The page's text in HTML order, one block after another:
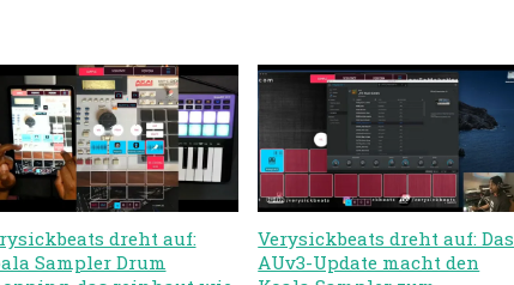
dreht auf:
Sampler Drum
Verysickbeats dreht auf: Das
AUv3-Update macht den